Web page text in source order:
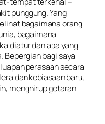
punggung. Yang
bagaimana orang
bagaimana
diatur dan apa yang
Bepergian bagi saya
perasaan secara
dan kebiasaan baru,
menghirup getaran